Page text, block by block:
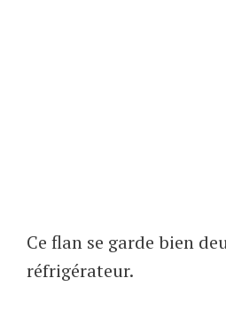
Ce flan se garde bien
réfrigérateur.